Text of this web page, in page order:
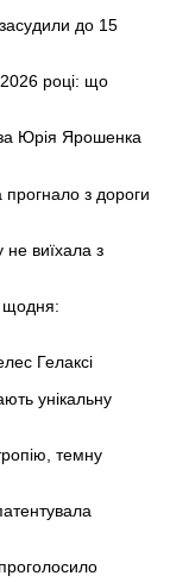
до 15
році: що
Юрія Ярошенка
прогнало з дороги
виїхала з
щодня:
Гелаксі
унікальну
темну